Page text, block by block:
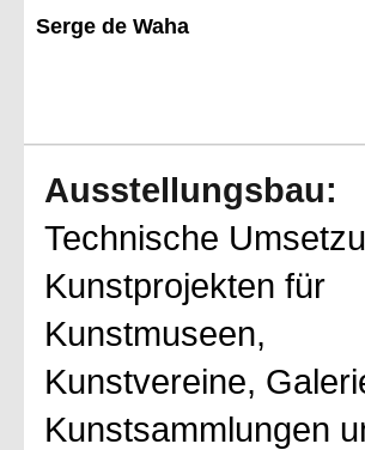
Serge de Waha
Ausstellungsbau:
Technische
Kunstprojekten für
Kunstmuseen,
Kunstvereine,
Kunstsammlungen